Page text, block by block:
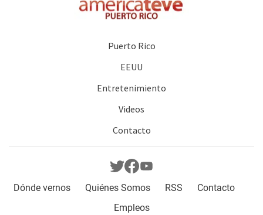
Puerto Rico
EEUU
Entretenimiento
Videos
Contacto
Dónde vernos Quiénes Somos RSS
Contacto
Empleos